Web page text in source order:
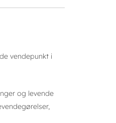
vendepunkt i
og levende